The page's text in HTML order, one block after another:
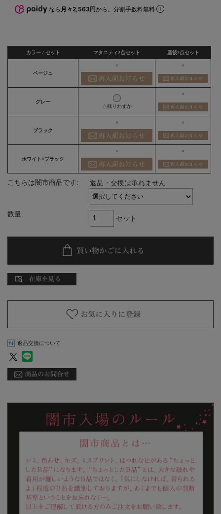
なら 月々2,563円から。分割手数料無料
カラー / セット マタニティ2点セット 産後2点セット
ベージュ
× ×
グレー
△残りわずか
×
ブラック
× ×
ホワイト×ブラック
× ×
こちらは闇市商品です: 返品・交換は承れません
数量:
セット
返品交換について